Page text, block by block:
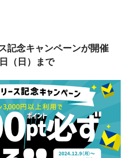
記念キャンペーンが開催
（日）まで